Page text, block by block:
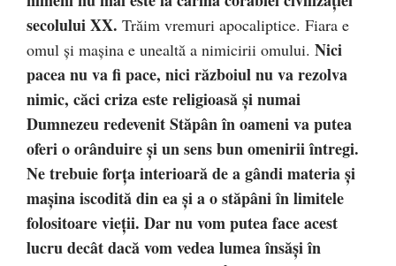
secolului XX. Trăim vremuri apocaliptice. Fiara e
omul şi maşina e unealtă a nimicirii omului. Nici
pacea nu va fi pace, nici războiul nu va rezolva
nimic, căci criza este religioasă şi numai
Dumnezeu redevenit Stăpân în oameni va putea
oferi o orânduire şi un sens bun omenirii întregi.
Ne trebuie forţa interioară de a gândi materia şi
maşina iscodită din ea şi a o stăpâni în limitele
folositoare vieţii. Dar nu vom putea face acest
lucru decât dacă vom vedea lumea însăşi în